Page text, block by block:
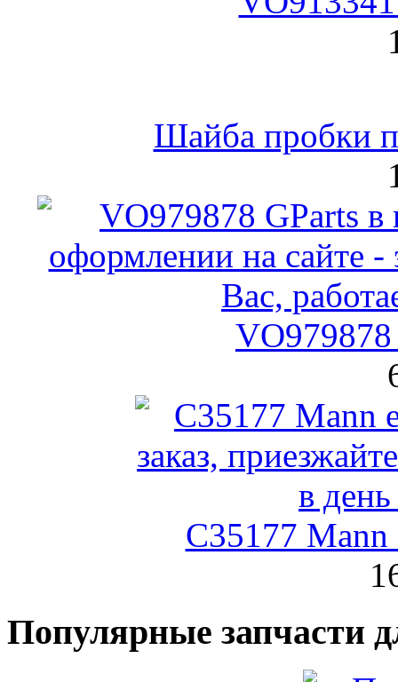
Шайба пробки
VO979878
C35177
Популярные запчасти